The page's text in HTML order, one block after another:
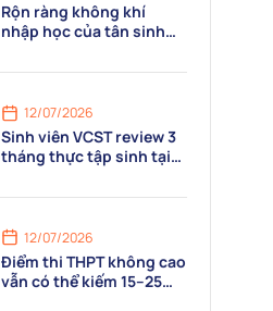
Rộn ràng không khí
nhập học của tân sinh
tô tại VCST
12/07/2026
Sinh viên VCST review 3
tháng thực tập sinh tại
Resort: “Mỗi ngày là một
nghề thật!”
12/07/2026
Điểm thi THPT không cao
vẫn có thể kiếm 15–25